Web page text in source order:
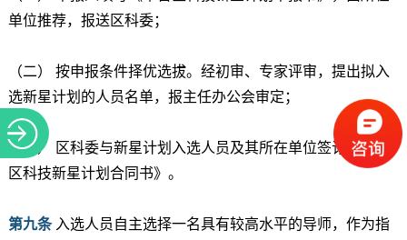
单位推荐，报送区科委；
（二） 按申报条件择优选拔。经初审、专家评审，提出拟入
选新星计划的人员名单，报主任办公会审定；
（三） 区科委与新星计划入选人员及其所在单位签订《丰台
区科技新星计划合同书》。
第九条入选人员自主选择一名具有较高水平的导师，作为指